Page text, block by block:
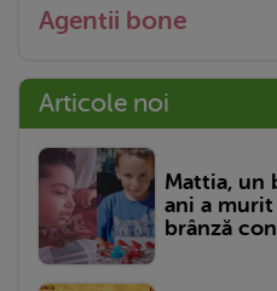
Agentii bone
Articole noi
Mattia, un
ani a murit
brânză